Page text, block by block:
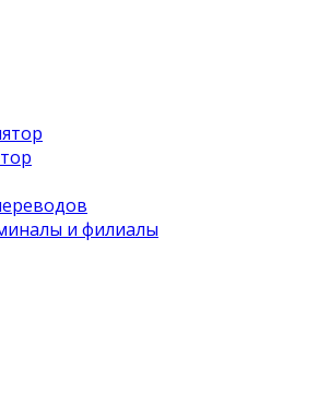
и филиалы